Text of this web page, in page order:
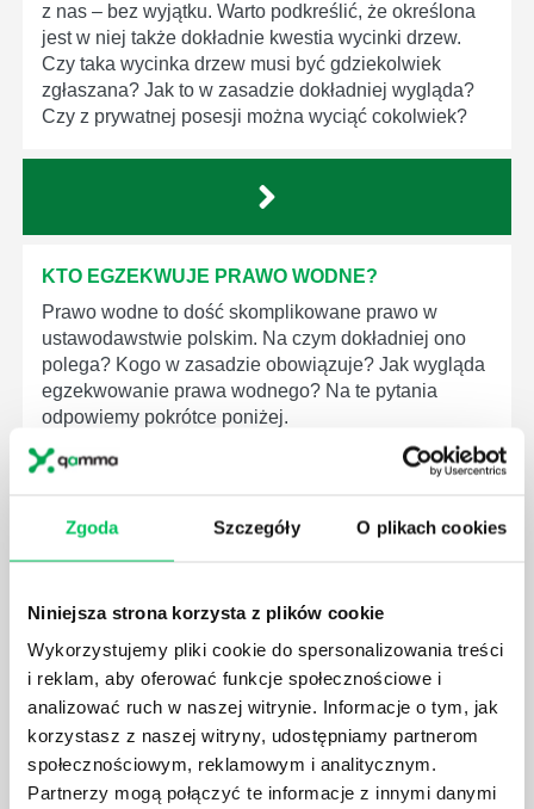
Zgoda Szczegóły O plikach cookies
Niniejsza strona korzysta z plików cookie
Wykorzystujemy pliki cookie do spersonalizowania treści
i reklam, aby oferować funkcje społecznościowe i
analizować ruch w naszej witrynie. Informacje o tym, jak
korzystasz z naszej witryny, udostępniamy partnerom
społecznościowym, reklamowym i analitycznym.
Partnerzy mogą połączyć te informacje z innymi danymi
z nas – bez wyjątku. Warto podkreślić, że określona
jest w niej także dokładnie kwestia wycinki drzew.
Czy taka wycinka drzew musi być gdziekolwiek
zgłaszana? Jak to w zasadzie dokładniej wygląda?
Czy z prywatnej posesji można wyciąć cokolwiek?
KTO EGZEKWUJE PRAWO WODNE?
Prawo wodne to dość skomplikowane prawo w
ustawodawstwie polskim. Na czym dokładniej ono
polega? Kogo w zasadzie obowiązuje? Jak wygląda
egzekwowanie prawa wodnego? Na te pytania
odpowiemy pokrótce poniżej.
WYMAGANIAMI NORM JAKOŚCI WYROBÓW
MEDYCZNYCH?
W związku z ogromnym rozwojem dzisiejszego
społeczeństwa wprowadzane jest coraz więcej reguł,
które mają za zadanie poprawić poszczególne
dziedziny gospodarki. Dzięki nim wszystkie firmy
będą zobowiązane przestrzegać zasad, których
wprowadzenie dąży do ujednolicenia jakości